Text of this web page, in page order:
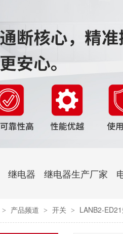
计数继电器
液位继电器
电磁继电器及插座
时控开关
新能源继电器
编码器
热电偶
热电阻
传感器端子台
继电器 继电器生产厂家
> 产品频道 > 开关 > LANB2-